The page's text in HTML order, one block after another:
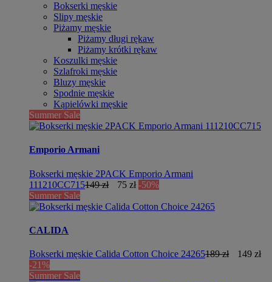
Bokserki męskie
Slipy męskie
Piżamy męskie
Piżamy długi rękaw
Piżamy krótki rękaw
Koszulki męskie
Szlafroki męskie
Bluzy męskie
Spodnie męskie
Kąpielówki męskie
Summer Sale
Emporio Armani
Bokserki męskie 2PACK Emporio Armani
111210CC715149 zł 75 zł -50%
Summer Sale
CALIDA
Bokserki męskie Calida Cotton Choice 24265189 zł
149 zł
-21%
Summer Sale